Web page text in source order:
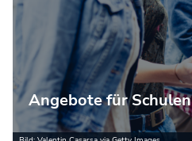
Angebote für Schulen